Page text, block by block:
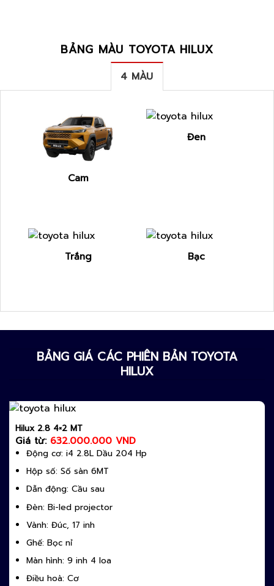
BẢNG MÀU TOYOTA HILUX
4 MÀU
Cam
Đen
Trắng Bạc
BẢNG GIÁ CÁC PHIÊN BẢN TOYOTA
HILUX
Hilux 2.8 4×2 MT
Giá từ: 632.000.000 VND
Động cơ: i4 2.8L Dầu 204 Hp
Hộp số: Số sàn 6MT
Dẫn động: Cầu sau
Đèn: Bi-led projector
Vành: Đúc, 17 inh
Ghế: Bọc nỉ
Màn hình: 9 inh 4 loa
Điều hoà: Cơ